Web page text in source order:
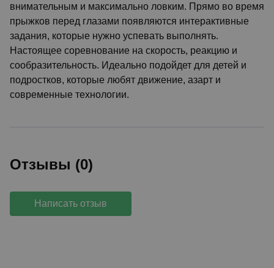
внимательным и максимально ловким. Прямо во время
прыжков перед глазами появляются интерактивные
задания, которые нужно успевать выполнять.
Настоящее соревнование на скорость, реакцию и
сообразительность. Идеально подойдет для детей и
подростков, которые любят движение, азарт и
современные технологии.
Отзывы (0)
Написать отзыв